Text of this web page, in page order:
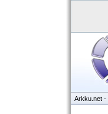
Arkku.net -